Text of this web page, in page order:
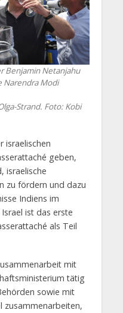
Benjamin Netanjahu
Narendra Modi
Strand. Foto: Kobi
israelischen
geben,
israelische
zu fördern und dazu
Indiens im
ist das erste
als Teil
mit
tätig
sowie mit
zusammenarbeiten,